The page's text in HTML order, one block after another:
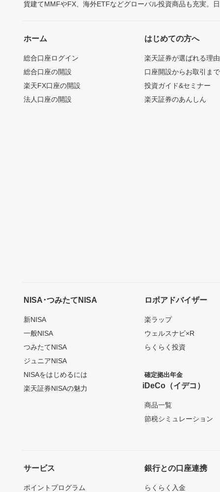
貨建てMMFやFX、海外ETFなどグローバル投資商品も充実。
ホーム
総合口座ログイン
総合口座の開設
楽天FX口座の開設
法人口座の開設
はじめての方へ
楽天証券が選ばれる理由
口座開設からお取引ま
投資ガイド&セミナー
楽天証券のあんしん
NISA･つみたてNISA
新NISA
一般NISA
つみたてNISA
ジュニアNISA
NISAをはじめるには
楽天証券NISAの魅力
ロボアドバイザー
楽ラップ
ウェルスナビ×R
らくらく投資
確定拠出年金
iDeCo（イデコ）
商品一覧
節税シミュレーション
サービス
ポイントプログラム
銀行との口座連携
らくらく入金